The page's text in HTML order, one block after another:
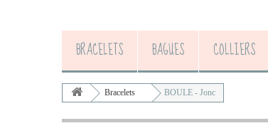
BRACELETS BAGUES COLLIERS
Bracelets BOULE - Jonc